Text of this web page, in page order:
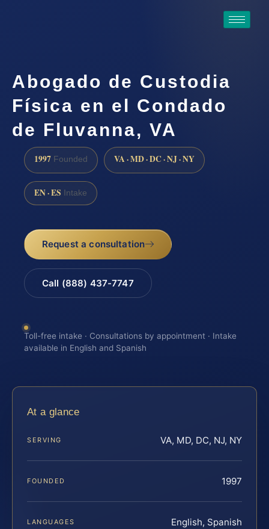
Abogado de Custodia
Física en el Condado
de Fluvanna, VA
1997 Founded VA · MD · DC · NJ · NY
EN · ES Intake
Request a consultation
Call (888) 437-7747
Toll-free intake · Consultations by appointment · Intake
available in English and Spanish
At a glance
SERVING VA, MD, DC, NJ, NY
FOUNDED 1997
LANGUAGES English, Spanish